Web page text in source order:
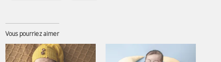
Vous pourriez aimer